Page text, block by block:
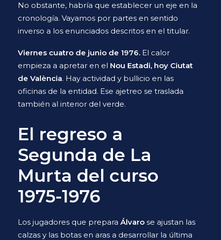
No obstante, habría que establecer un eje en la
cronología. Vayamos por partes en sentido
inverso a los enunciados descritos en el titular.
Viernes cuatro de junio de 1976. El calor
empieza a apretar en el Nou Estadi, hoy Ciutat
de València. Hay actividad y bullicio en las
oficinas de la entidad. Ese ajetreo se traslada
también al interior del verde.
El regreso a
Segunda de La
Murta del curso
1975-1976
Los jugadores que prepara Álvaro se ajustan las
calzas y las botas en aras a desarrollar la última